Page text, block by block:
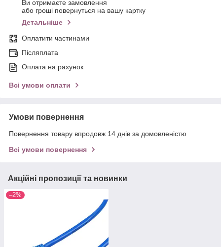
Ви отримаєте замовлення
або гроші повернуться на вашу картку
Детальніше
Оплатити частинами
Післяплата
Оплата на рахунок
Всі умови оплати
Умови повернення
Повернення товару впродовж 14 днів за домовленістю
Всі умови повернення
Акційні пропозиції та новинки
–2%